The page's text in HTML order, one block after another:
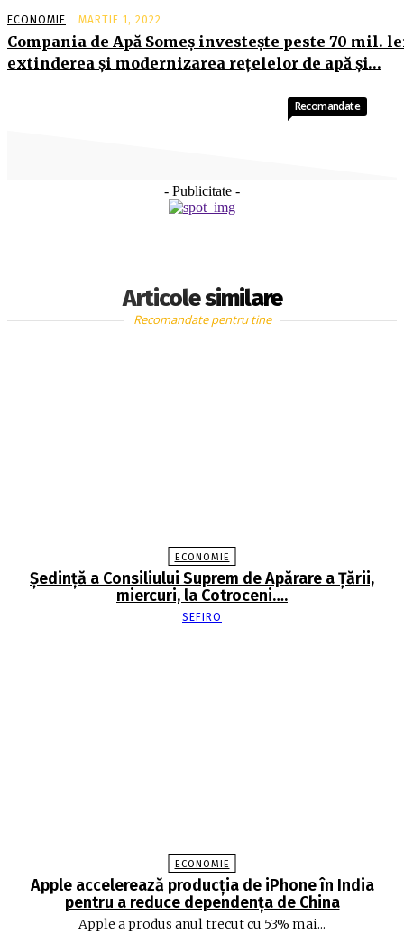
ECONOMIE MARTIE 1, 2022
Compania de Apă Someş investeşte peste 70 mil.
extinderea şi modernizarea reţelelor de apă şi…
- Publicitate -
Articole similare
Recomandate
Recomandate pentru tine
ECONOMIE
Şedinţă a Consiliului Suprem de Apărare a Ţării,
miercuri, la Cotroceni….
SEFIRO
ECONOMIE
Apple accelerează producția de iPhone în India
pentru a reduce dependența de China
Apple a produs anul trecut cu 53% mai...